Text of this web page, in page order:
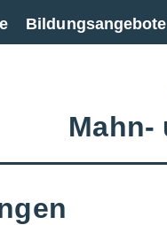
Bildungsangebote